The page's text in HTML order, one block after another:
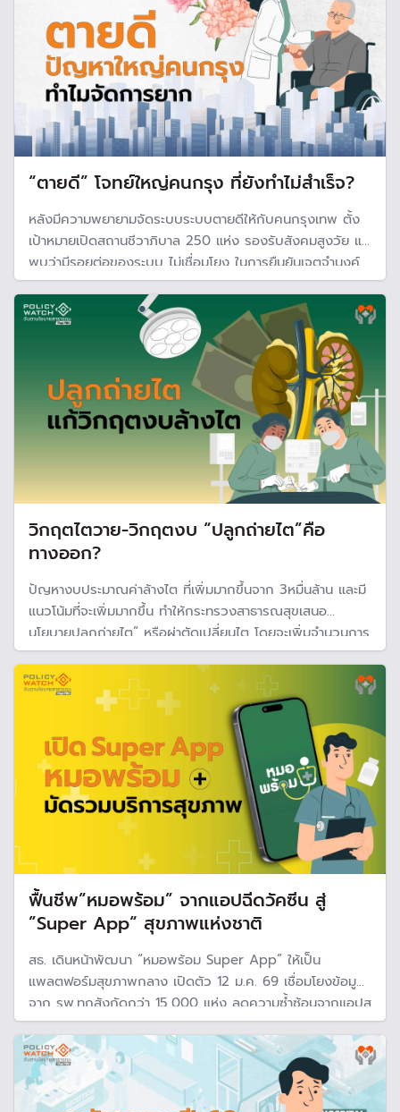
“ตายดี” โจทย์ใหญ่คนกรุง ที่ยังทำไม่สำเร็จ?
หลังมีความพยายามจัดระบบระบบตายดีให้กับคนกรุงเทพ ตั้ง
เป้าหมายเปิดสถานชีวาภิบาล 250 แห่ง รองรับสังคมสูงวัย แต่
พบว่ามีรอยต่อของระบบ ไม่เชื่อมโยง ในการยืนยันเจตจำนงค์
สุดท้ายของผู้ป่วย ทำให้ไม่สามารถทำตามเจตจำนงได้ ขณะที่
งบประมาณผู้ป่วยระยะสุดท้ายของ สปสช. 10,442 บาทต่อปี ไม่
สอดคล้องต้นทุนจริง ไม่จูงใจ
วิกฤตไตวาย-วิกฤตงบ “ปลูกถ่ายไต”คือ
ทางออก?
ปัญหางบประมาณค่าล้างไต ที่เพิ่มมากขึ้นจาก 3หมื่นล้าน และมี
แนวโน้มที่จะเพิ่มมากขึ้น ทำให้กระทรวงสาธารณสุขเสนอ
นโยบายปลูกถ่ายไต” หรือผ่าตัดเปลี่ยนไต โดยจะเพิ่มจำนวนการ
ปลูกถ่ายไตเป็น 3,000-5,000 คน ภายใน 3-5 ปี แต่ยังมี
คำถามว่าเป็นทางออกได้จริงหรือไม่
ฟื้นชีพ”หมอพร้อม” จากแอปฉีดวัคซีน สู่
”Super App“ สุขภาพแห่งชาติ
สธ. เดินหน้าพัฒนา “หมอพร้อม Super App” ให้เป็น
แพลตฟอร์มสุขภาพกลาง เปิดตัว 12 ม.ค. 69 เชื่อมโยงข้อมูล
จาก รพ.ทุกสังกัดกว่า 15,000 แห่ง ลดความซ้ำซ้อนจากแอปสุ
ขภาพรัฐกว่า 50 แอป เพื่อให้ประชาชนเข้าถึงบริการง่าย
แพทย์เห็นข้อมูลครบ และรัฐใช้ข้อมูลวางแผนเชิงระบบได้